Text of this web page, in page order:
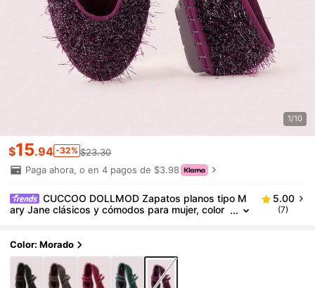
1/10
$15.94 -32% $23.30
Paga ahora, o en 4 pagos de $3.98
CUCCOO DOLLMOD Zapatos planos tipo M
ary Jane clásicos y cómodos para mujer, color
5.00
(7)
Color: Morado